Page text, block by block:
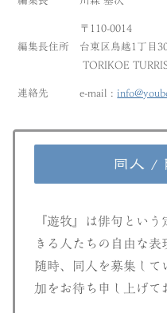
編集長住所
〒110-0014
台東区鳥越1丁目
TORIKOE
連絡先 e-mail :
同人 /
『遊牧』は俳句とい
きる人たちの自由な表
随時、同人を募集し
加をお待ち申し上げて